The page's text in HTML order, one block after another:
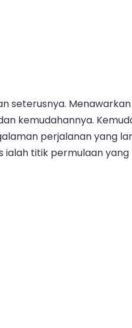
seterusnya. Menawarkan
kemudahannya.
perjalanan yang
ialah titik permulaan yang